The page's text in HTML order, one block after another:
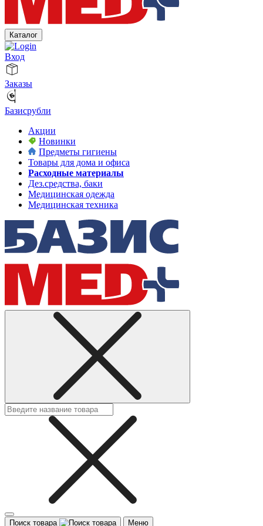
Каталог
Вход
Заказы
Базисрубли
Акции
Новинки
Предметы гигиены
Товары для дома и офиса
Расходные материалы
Дез.средства, баки
Медицинская одежда
Медицинская техника
Поиск товара Меню